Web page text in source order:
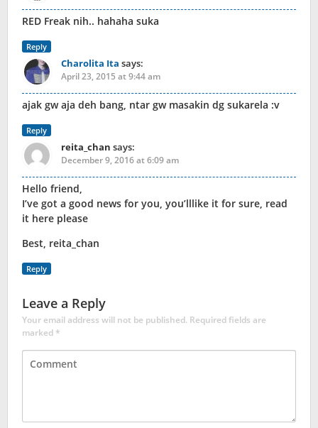
RED Freak nih.. hahaha suka
Reply
Charolita Ita says:
April 23, 2015 at 9:44 am
ajak gw aja deh bang, ntar gw masakin dg sukarela :v
Reply
reita_chan says:
December 9, 2016 at 6:09 am
Hello friend,
I’ve got a good news for you, you’lllike it for sure, read
it here please
Best, reita_chan
Reply
Leave a Reply
Your email address will not be published. Required fields are
marked*